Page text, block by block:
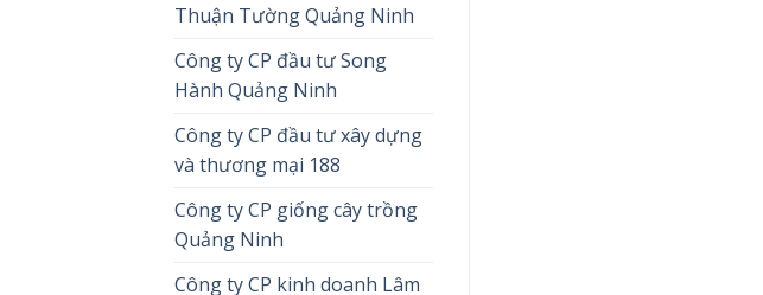
Thuận Tường Quảng Ninh
Công ty CP đầu tư Song
Hành Quảng Ninh
Công ty CP đầu tư xây dựng
và thương mại 188
Công ty CP giống cây trồng
Quảng Ninh
Công ty CP kinh doanh Lâm